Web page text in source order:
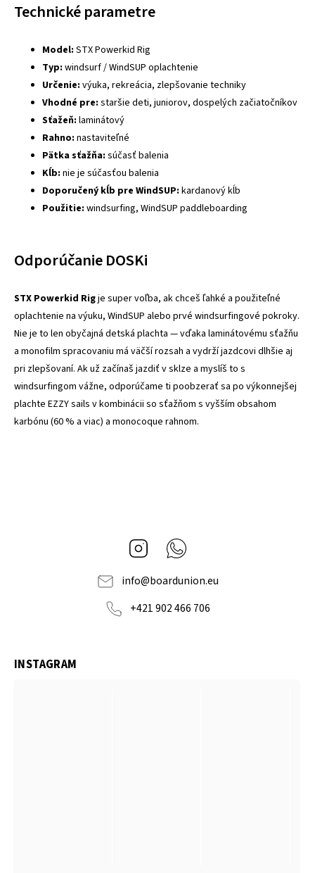
Technické parametre
Model: STX Powerkid Rig
Typ: windsurf / WindSUP oplachtenie
Určenie: výuka, rekreácia, zlepšovanie techniky
Vhodné pre: staršie deti, juniorov, dospelých začiatočníkov
Sťažeň: laminátový
Rahno: nastaviteľné
Pätka sťažňa: súčasť balenia
Kĺb: nie je súčasťou balenia
Doporučený kĺb pre WindSUP: kardanový kĺb
Použitie: windsurfing, WindSUP paddleboarding
Odporúčanie DOSKi
STX Powerkid Rigje super voľba, ak chceš ľahké a použiteľné
oplachtenie na výuku, WindSUP alebo prvé windsurfingové pokroky.
Nie je to len obyčajná detská plachta — vďaka laminátovému sťažňu
a monofilm spracovaniu má väčší rozsah a vydrží jazdcovi dlhšie aj
pri zlepšovaní. Ak už začínaš jazdiť v sklze a myslíš to s
windsurfingom vážne, odporúčame ti poobzerať sa po výkonnejšej
plachte EZZY sails v kombinácii so sťažňom s vyšším obsahom
karbónu (60 % a viac) a monocoque rahnom.
Instagram
info@boardunion.eu
+421 902 466 706
INSTAGRAM